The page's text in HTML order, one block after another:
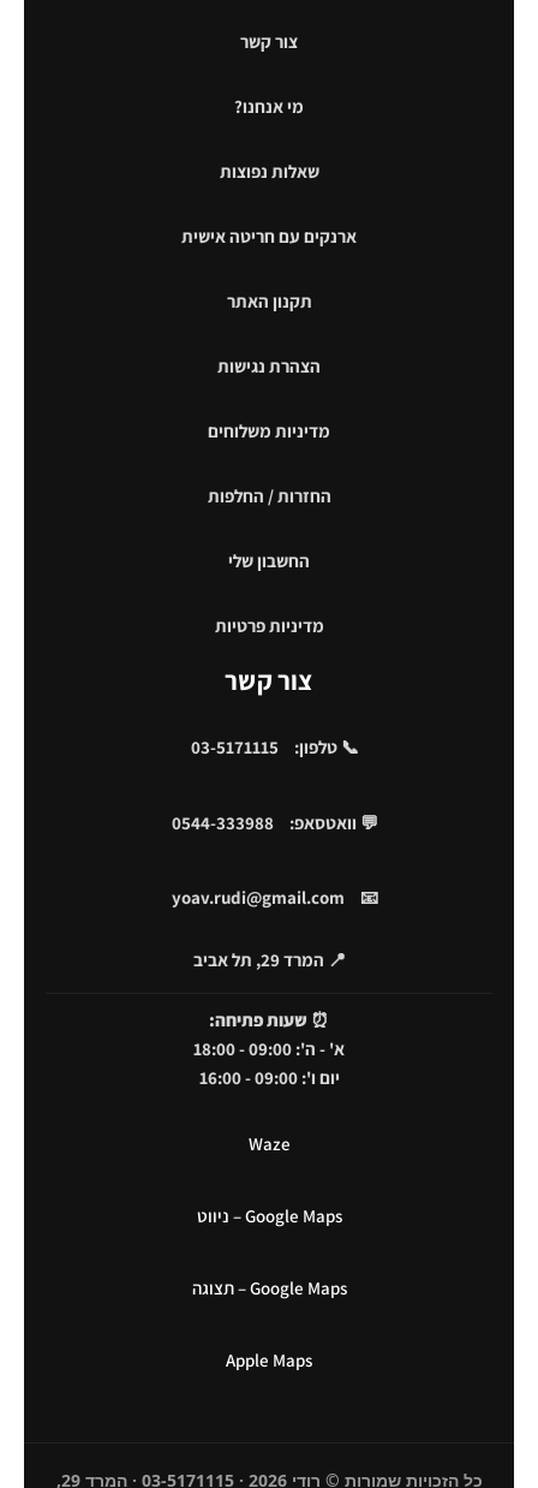
צור קשר
מי אנחנו?
שאלות נפוצות
ארנקים עם חריטה אישית
תקנון האתר
הצהרת נגישות
מדיניות משלוחים
החזרות / החלפות
החשבון שלי
מדיניות פרטיות
צור קשר
📞 טלפון: 03-5171115
💬 וואטסאפ: 0544-333988
📧
yoav.rudi@gmail.com
📍 המרד 29, תל אביב
⏰ שעות פתיחה:
א' - ה': 09:00 - 18:00
יום ו': 09:00 - 16:00
Waze
Google Maps – ניווט
Google Maps – תצוגה
Apple Maps
כל הזכויות שמורות © רודי 2026 · 03-5171115 · המרד 29,